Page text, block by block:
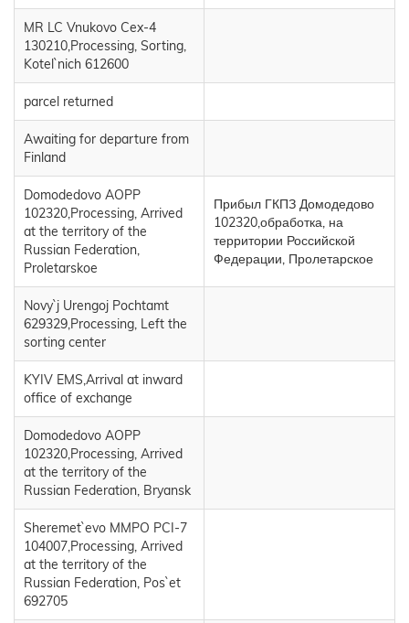
MR LC Vnukovo Cex-4
130210,Processing, Sorting,
Kotel`nich 612600
parcel returned
Awaiting for departure from
Finland
Domodedovo AOPP
102320,Processing, Arrived
at the territory of the
Russian Federation,
Proletarskoe
Прибыл ГКПЗ Домодедово
102320,обработка, на
территории Российской
Федерации, Пролетарское
Novy`j Urengoj Pochtamt
629329,Processing, Left the
sorting center
KYIV EMS,Arrival at inward
office of exchange
Domodedovo AOPP
102320,Processing, Arrived
at the territory of the
Russian Federation, Bryansk
Sheremet`evo MMPO PCI-7
104007,Processing, Arrived
at the territory of the
Russian Federation, Pos`et
692705